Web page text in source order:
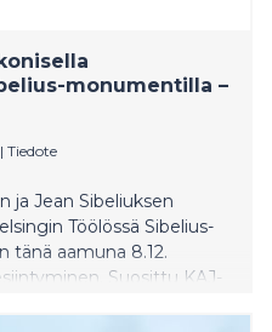
monumentilla –
| Tiedote
ja Jean Sibeliuksen
Töölössä Sibelius-
tänä aamuna 8.12.
Suosittu KAJ-